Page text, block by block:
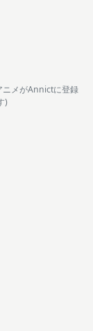
ニメがAnnictに登録
)